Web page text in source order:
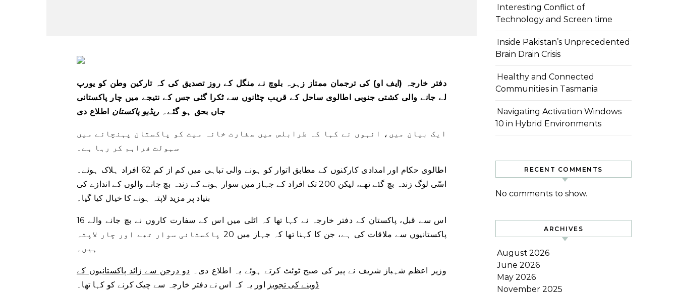
دفتر خارجہ (ایف او) کی ترجمان ممتاز زہرہ بلوچ نے منگل کے روز تصدیق کی کہ تارکین وطن کو یورپ
لے جانے والی کشتی جنوبی اطالوی ساحل کے قریب چٹانوں سے ٹکرا گئی جس کے نتیجے میں چار پاکستانی
جاں بحق ہو گئے۔ریڈیو پاکستان اطلاع دی
ایک بیان میں، انہوں نے کہا کہ طرابلس میں سفارت خانہ میت کو پاکستان پہنچانے میں
سہولت فراہم کر رہا ہے۔
اطالوی حکام اور امدادی کارکنوں کے مطابق اتوار کو ہونے والی تباہی میں کم از کم 62 افراد ہلاک ہوئے۔
اسّی لوگ زندہ بچ گئے تھے، لیکن 200 تک افراد کے جہاز میں سوار ہونے کے زندہ بچ جانے والوں کے اندازے کی
بنیاد پر مزید لاپتہ ہونے کا خیال کیا گیا۔
اس سے قبل، پاکستان کے دفتر خارجہ نے کہا تھا کہ اٹلی میں اس کے سفارت کاروں نے بچ جانے والے 16
پاکستانیوں سے ملاقات کی ہے، جن کا کہنا تھا کہ جہاز میں 20 پاکستانی سوار تھے اور چار لاپتہ
ہیں۔
وزیر اعظم شہباز شریف نے پیر کی صبح ٹوئٹ کرتے ہوئے یہ اطلاع دی۔ دو درجن سے زائد پاکستانیوں کے
ڈوبنے کی تجویز اور یہ کہ اس نے دفتر خارجہ سے چیک کرنے کو کہا تھا۔
Interesting Conflict of
Technology and Screen time
Inside Pakistan’s Unprecedented
Brain Drain Crisis
Healthy and Connected
Communities in Tasmania
Navigating Activation Windows
10 in Hybrid Environments
RECENT COMMENTS
No comments to show.
ARCHIVES
August 2026
June 2026
May 2026
November 2025